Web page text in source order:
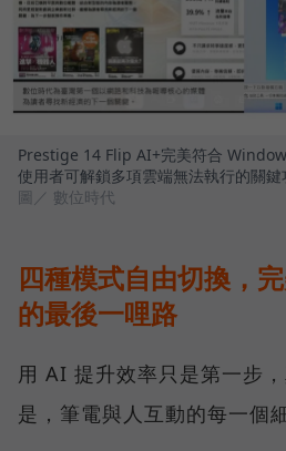
Prestige 14 Flip AI+完美符合
使用者可解鎖多項雲端無法執行的關鍵
圖／ 數位時代
四種模式自由切換，
的最後一哩路
用 AI 提升效率只是第一步
是，筆電與人互動的每一個細